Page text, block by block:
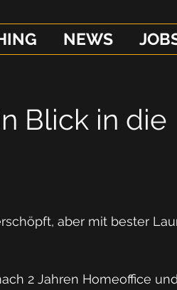
NEWS
Blick in die
aber mit bester
2 Jahren Homeoffice und